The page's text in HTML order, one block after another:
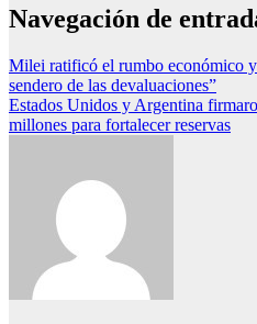
Navegación de
Milei ratificó el rumbo económico
sendero de las devaluaciones”
Estados Unidos y Argentina
millones para fortalecer reservas